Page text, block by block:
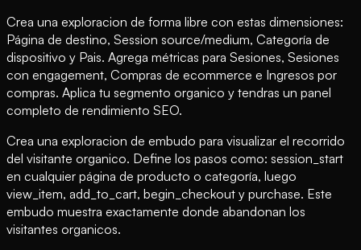
Crea una exploracion de forma libre con estas dimensiones:
Página de destino, Session source/medium, Categoría de
dispositivo y Pais. Agrega métricas para Sesiones, Sesiones
con engagement, Compras de ecommerce e Ingresos por
compras. Aplica tu segmento organico y tendras un panel
completo de rendimiento SEO.
Crea una exploracion de embudo para visualizar el recorrido
del visitante organico. Define los pasos como: session_start
en cualquier página de producto o categoría, luego
view_item, add_to_cart, begin_checkout y purchase. Este
embudo muestra exactamente donde abandonan los
visitantes organicos.